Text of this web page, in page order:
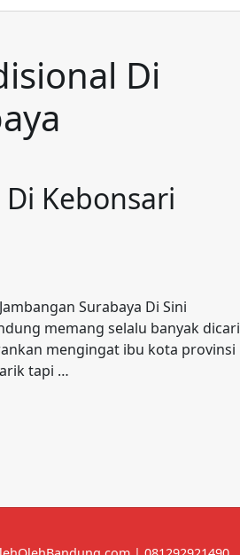
Di
Kebonsari
Surabaya Di Sini
memang selalu banyak dicari
mengingat ibu kota provinsi
tapi …